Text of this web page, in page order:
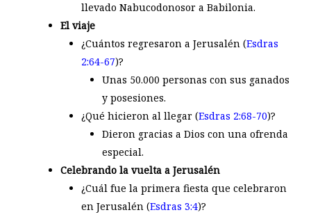
llevado Nabucodonosor a Babilonia.
El viaje
¿Cuántos regresaron a Jerusalén (Esdras
2:64-67)?
Unas 50.000 personas con sus ganados
y posesiones.
¿Qué hicieron al llegar (Esdras 2:68-70)?
Dieron gracias a Dios con una ofrenda
especial.
Celebrando la vuelta a Jerusalén
¿Cuál fue la primera fiesta que celebraron
en Jerusalén (Esdras 3:4)?